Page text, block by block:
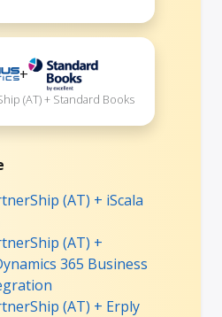
+
(AT) + Standard Books
(AT) + iScala
(AT) +
365 Business
(AT) + Erply